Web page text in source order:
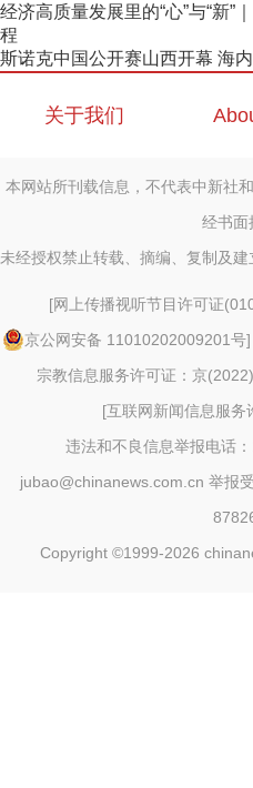
经济高质量发展里的“心”与“新”
程
斯诺克中国公开赛山西开幕 海
关于我们
本网站所刊载信息，不代表中新社
经书面
未经授权禁止转载、摘编、复制及
[网上传播视听节目许可证
京公网安备 11010202009201号
宗教信息服务许可证：京
[互联网新闻信息服
违法和不良信息举报电话
jubao@chinanews.com.cn 举报
Copyright ©1999-2026